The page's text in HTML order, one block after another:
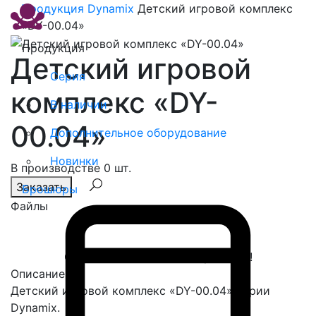
Продукция
Серия
В наличии
Дополнительное оборудование
Новинки
Брошюры
Продукция Dynamix Детский игровой комплекс
«DY-00.04»
Детский игровой
комплекс «DY-
00.04»
В производстве 0 шт.
Заказать
Файлы
Спасибо, сообщение отправлено!
Описание
Детский игровой комплекс «DY-00.04» серии
Dynamix.